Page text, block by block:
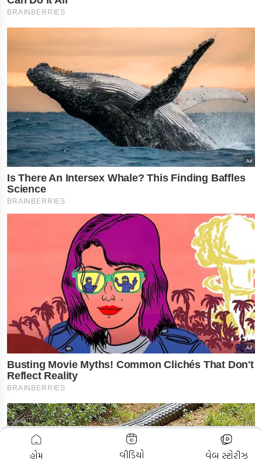
ADVERTISEMENT
હોમ વીડિયો વેબ સ્ટોરીઝ